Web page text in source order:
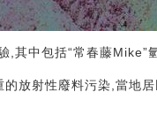
中包括“常春藤Mike”
放射性廢料污染,當地